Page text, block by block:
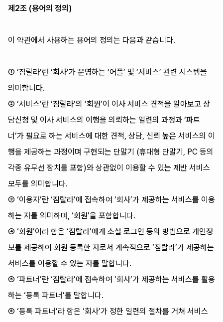
제2조 (용어의 정의)
이 약관에서 사용하는 용어의 정의는 다음과 같습니다.
① ‘짐랄라’란 ‘회사’가 운영하는 ‘어플’ 및 ‘서비스’ 관련 시스템을
의미합니다.
② ‘서비스’란 ‘짐랄라’의 ‘회원’이 이사 서비스 견적을 알아보고 상
담신청 및 이사 서비스의 이행을 의뢰하는 일련의 과정과 ‘파트
너’가 필요로 하는 서비스에 대한 견적, 상담, 신뢰 높은 서비스의 이
행을 제공하는 과정이며 구현되는 단말기 (휴대형 단말기, PC 등의
각종 유무선 장치를 포함)와 상관없이 이용할 수 있는 제반 서비스
모두를 의미합니다.
③ ‘이용자’란 ‘짐랄라’에 접속하여 ‘회사’가 제공하는 서비스를 이용
하는 자를 의미하며, ‘회원’을 포함합니다.
④ ‘회원’이라 함은 ‘짐랄라’에게 소셜 로그인 등의 방법으로 개인정
보를 제공하여 회원 등록한 자로서 계속적으로 ‘짐랄라’가 제공하는
서비스를 이용할 수 있는 자를 말합니다.
⑤ ‘파트너’란 ‘짐랄라’에 접속하여 ‘회사’가 제공하는 서비스를 활용
하는 ‘등록 파트너’를 말합니다.
⑥ ‘등록 파트너’라 함은 ‘회사’가 정한 일련의 절차를 거쳐 서비스